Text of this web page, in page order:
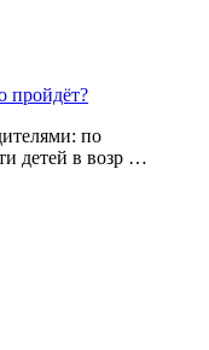
пройдёт?
по
детей в возр …